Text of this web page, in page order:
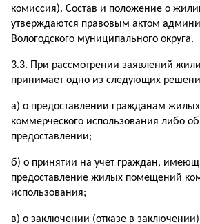
комиссия). Состав и положение о
утверждаются правовым актом
Вологодского муниципального округа.
3.3. При рассмотрении заявлений
принимает одно из следующих
а) о предоставлении гражданам
коммерческого использования либо об
предоставлении;
б) о принятии на учет граждан,
предоставление жилых помещений
использования;
в) о заключении (отказе в